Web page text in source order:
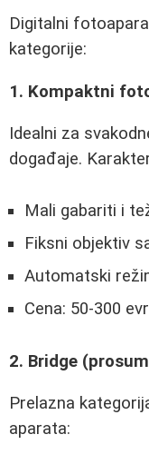
Digitalni
kategorije:
1. Kompaktni
Idealni za
događaje.
Mali gabariti i
Fiksni objektiv
Automatski
Cena: 50-300
2. Bridge
Prelazna
aparata: